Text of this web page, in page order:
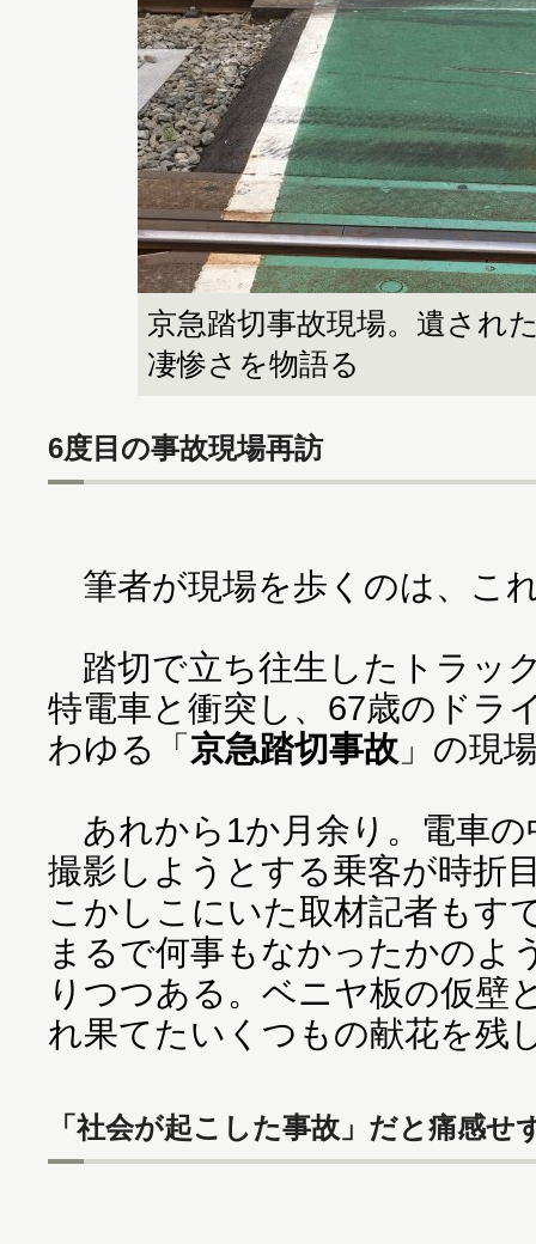
京急踏切事故現場。遺され
凄惨さを物語る
6度目の事故現場再訪
筆者が現場を歩くのは、こ
踏切で立ち往生したトラッ
特電車と衝突し、67歳のドラ
わゆる「京急踏切事故 」の現
あれから1か月余り。電車
撮影しようとする乗客が時折
こかしこにいた取材記者もす
まるで何事もなかったかのよ
りつつある。ベニヤ板の仮壁
れ果てたいくつもの献花を残
「社会が起こした事故」だと痛感せ